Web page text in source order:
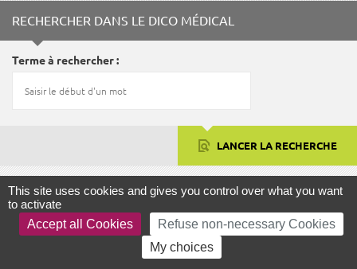
RECHERCHER DANS LE DICO MÉDICAL
Terme à rechercher
LANCER LA RECHERCHE
FOCUS
This site uses cookies and gives you control over what you want
to activate
Accept all Cookies
Refuse non-necessary Cookies
My choices